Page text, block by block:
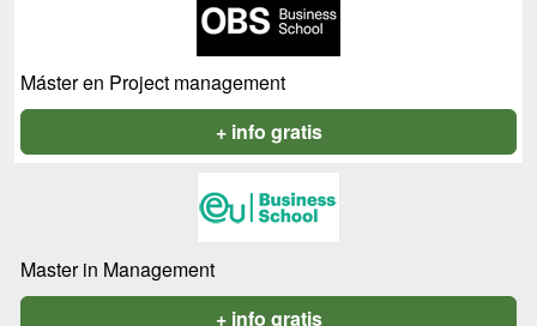
Máster en Project management
+ info gratis
Master in Management
+ info gratis